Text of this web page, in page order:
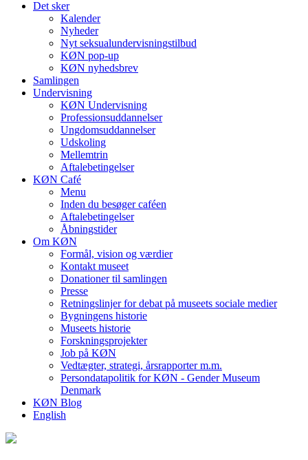
Det sker
Kalender
Nyheder
Nyt seksualundervisningstilbud
KØN pop-up
KØN nyhedsbrev
Samlingen
Undervisning
KØN Undervisning
Professionsuddannelser
Ungdomsuddannelser
Udskoling
Mellemtrin
Aftalebetingelser
KØN Café
Menu
Inden du besøger caféen
Aftalebetingelser
Åbningstider
Om KØN
Formål, vision og værdier
Kontakt museet
Donationer til samlingen
Presse
Retningslinjer for debat på museets sociale medier
Bygningens historie
Museets historie
Forskningsprojekter
Job på KØN
Vedtægter, strategi, årsrapporter m.m.
Persondatapolitik for KØN - Gender Museum
Denmark
KØN Blog
English